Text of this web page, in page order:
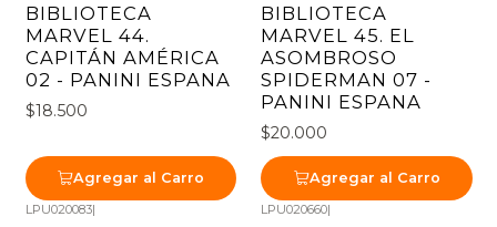
BIBLIOTECA
MARVEL 44.
CAPITÁN AMÉRICA
02 - PANINI ESPANA
$18.500
Agregar al Carro
BIBLIOTECA
MARVEL 45. EL
ASOMBROSO
SPIDERMAN 07 -
PANINI ESPANA
$20.000
Agregar al Carro
LPU020083| LPU020660|